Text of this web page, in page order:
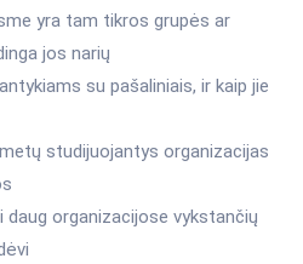
yra tam tikros grupės ar
jos narių
su pašaliniais, ir kaip jie
studijuojantys organizacijas
organizacijose vykstančių